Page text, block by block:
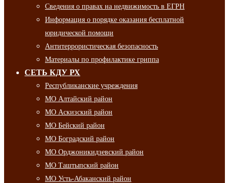
Сведения о правах на недвижимость в ЕГРН
Информация о порядке оказания бесплатной
юридической помощи
Антитеррористическая безопасность
Материалы по профилактике гриппа
СЕТЬ КДУ РХ
Республиканские учреждения
МО Алтайский район
МО Аскизский район
МО Бейский район
МО Боградский район
МО Орджоникидзевский район
МО Таштыпский район
МО Усть-Абаканский район